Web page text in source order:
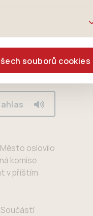
a zájmům, což
preferencím, což vám
souborů cookies
oslovilo
komise
v příštím
Součástí